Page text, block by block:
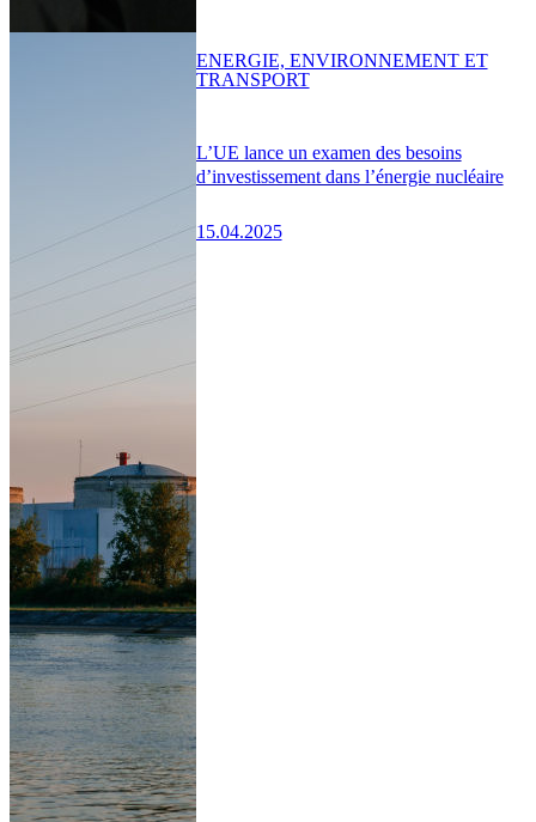
L’UE lance un examen des besoins
d’investissement dans l’énergie nucléaire
15.04.2025
ENERGIE, ENVIRONNEMENT ET
TRANSPORT